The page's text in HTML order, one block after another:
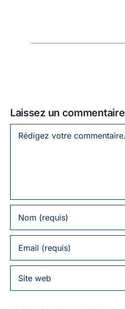
Laissez un commentaire
Laissez